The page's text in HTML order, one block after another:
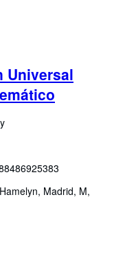
Universal
Hamelyn, Madrid, M,